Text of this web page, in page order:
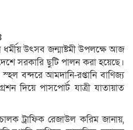
ধর্মীয় উৎসব জন্মাষ্টমী উপলক্ষে আজ
সরকারি ছুটি পালন করা হয়েছে।
বন্দরে আমদানি-রপ্তানি বাণিজ্য
দিয়ে পাসপোর্ট যাত্রী যাতায়াত
ট্রাফিক রেজাউল করিম জানায়,